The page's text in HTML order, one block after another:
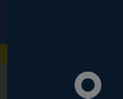
Počítače a kancelářská